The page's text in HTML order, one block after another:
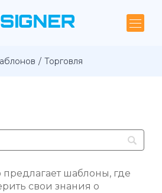
Торговля
шаблоны, где
свои знания о